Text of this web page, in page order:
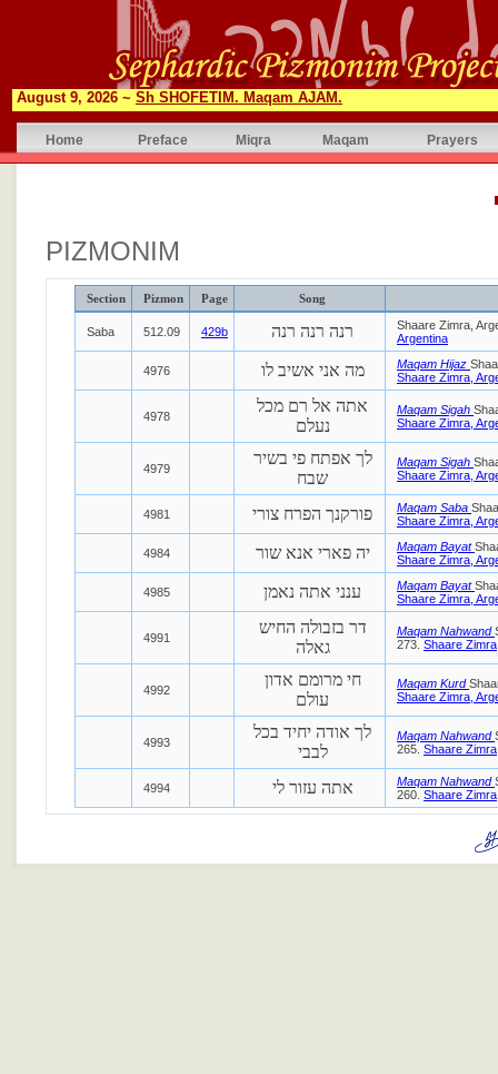
August 9, 2026 ~ Sh SHOFETIM. Maqam AJAM.
Home Preface Miqra Maqam Prayers
PIZMONIM
Section Pizmon Page Song
Saba 512.09 429b רנה רנה רנה
Shaare Zimra,
Argentina
4976 מה אני אשיב לו Maqam Hijaz
Shaare Zimra,
4978
אתה אל רם מכל
נעלם
Maqam Sigah
Shaare Zimra,
4979
לך אפתח פי בשיר
שבח
Maqam Sigah
Shaare Zimra,
4981 פורקנך הפרח צורי Maqam Saba
Shaare Zimra,
4984 יה פארי אנא שור Maqam Bayat
Shaare Zimra,
4985 ענני אתה נאמן Maqam Bayat
Shaare Zimra,
4991
דר בזבולה החיש
גאלה
Maqam Nahwand
273. Shaare
4992
חי מרומם אדון
עולם
Maqam Kurd
Shaare Zimra,
4993
לך אודה יחיד בכל
לבבי
Maqam Nahwand
265. Shaare
4994 אתה עזור לי Maqam Nahwand
260. Shaare